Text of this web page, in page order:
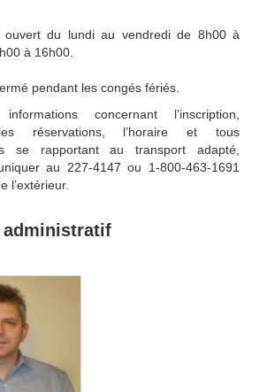
ouvert du lundi au vendredi de 8h00 à
à 16h00.
pendant les congés fériés.
concernant l’inscription,
les réservations, l’horaire et tous
se rapportant au transport adapté,
au 227-4147 ou 1-800-463-1691
l’extérieur.
administratif